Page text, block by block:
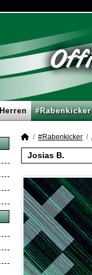
Herren #Rabenkicker
#Rabenkicker
Josias B.